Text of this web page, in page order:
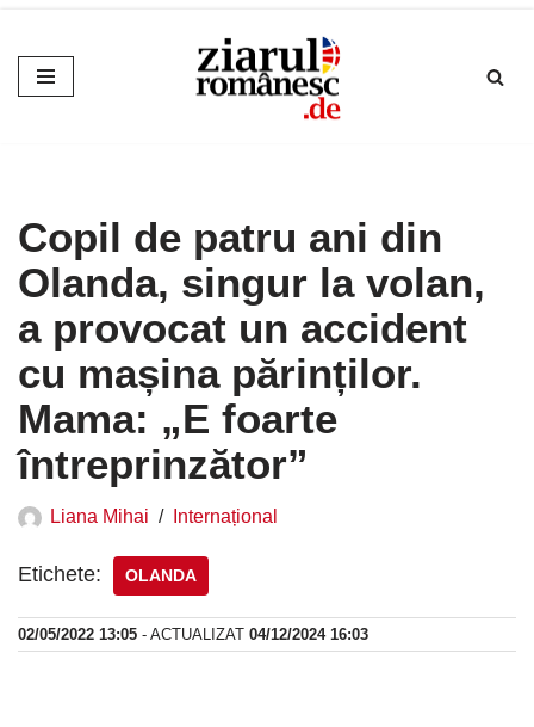
Sari
la
Copil de patru ani din
Olanda, singur la volan,
a provocat un accident
cu mașina părinților.
Mama: „E foarte
întreprinzător”
Liana Mihai Internațional
Etichete: OLANDA
02/05/2022 13:05 - ACTUALIZAT 04/12/2024 16:03